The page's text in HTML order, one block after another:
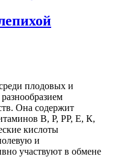
плодовых и
Она содержит
В, Р, РР, Е, К,
кислоты
и
участвуют в обмене